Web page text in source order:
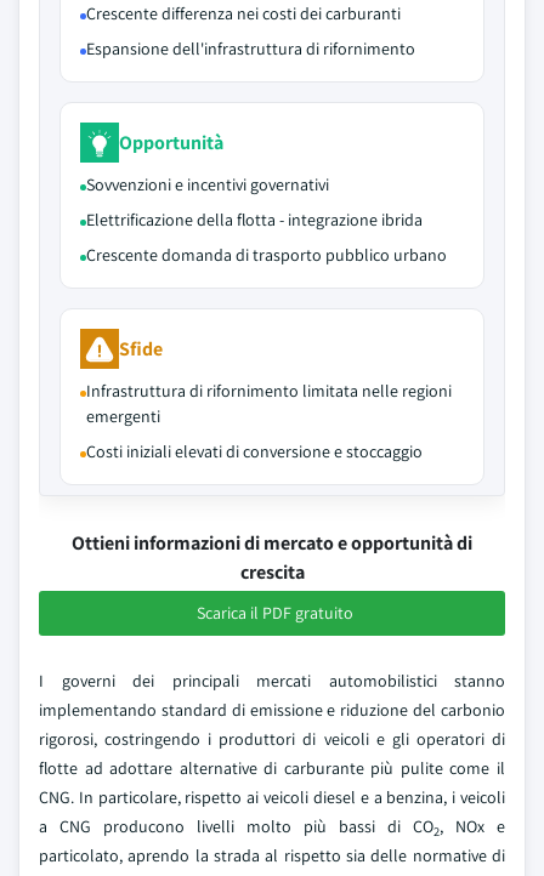
Crescente differenza nei costi dei carburanti
Espansione dell'infrastruttura di rifornimento
Opportunità
Sovvenzioni e incentivi governativi
Elettrificazione della flotta - integrazione ibrida
Crescente domanda di trasporto pubblico urbano
Sfide
Infrastruttura di rifornimento limitata nelle regioni
emergenti
Costi iniziali elevati di conversione e stoccaggio
Ottieni informazioni di mercato e opportunità di
crescita
Scarica il PDF gratuito
I governi dei principali mercati automobilistici stanno
implementando standard di emissione e riduzione del carbonio
rigorosi, costringendo i produttori di veicoli e gli operatori di
flotte ad adottare alternative di carburante più pulite come il
CNG. In particolare, rispetto ai veicoli diesel e a benzina, i veicoli
a CNG producono livelli molto più bassi di CO2, NOx e
particolato, aprendo la strada al rispetto sia delle normative di